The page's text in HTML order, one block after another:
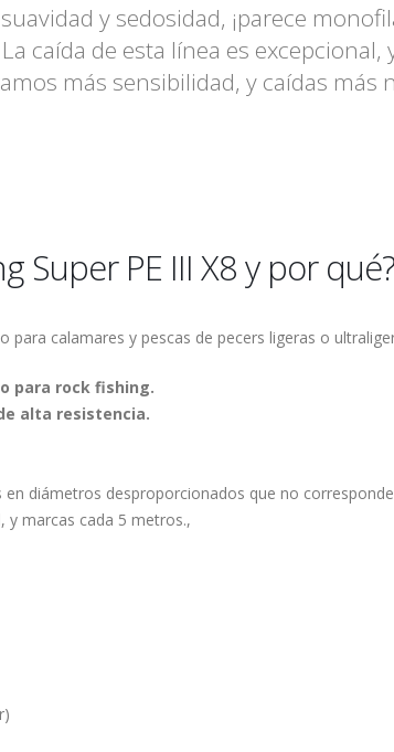
y sedosidad, ¡parece
caída de esta línea es
más sensibilidad, y caídas más
Super PE III X8 y por qué?
para calamares y pescas de pecers ligeras o
para rock fishing.
alta resistencia.
diámetros desproporcionados que no
y marcas cada 5 metros.,